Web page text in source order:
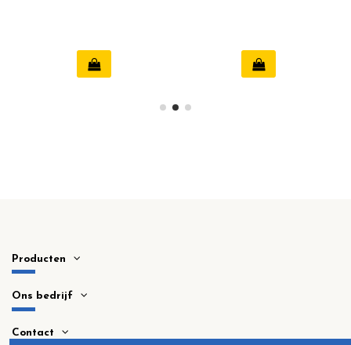
Producten
Ons bedrijf
Contact